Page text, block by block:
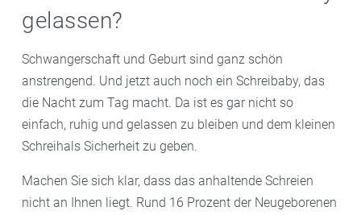
gelassen?
Schwangerschaft und Geburt sind ganz schön
anstrengend. Und jetzt auch noch ein Schreibaby, das
die Nacht zum Tag macht. Da ist es gar nicht so
einfach, ruhig und gelassen zu bleiben und dem kleinen
Schreihals Sicherheit zu geben.
Machen Sie sich klar, dass das anhaltende Schreien
nicht an Ihnen liegt. Rund 16 Prozent der Neugeborenen